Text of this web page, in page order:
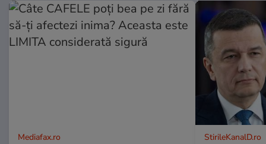
Mediafax.ro StirileKanalD.ro